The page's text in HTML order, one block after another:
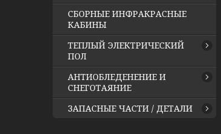
СБОРНЫЕ ИНФРАКРАСНЫЕ
КАБИНЫ
ТЕПЛЫЙ ЭЛЕКТРИЧЕСКИЙ
ПОЛ
АНТИОБЛЕДЕНЕНИЕ И
СНЕГОТАЯНИЕ
ЗАПАСНЫЕ ЧАСТИ / ДЕТАЛИ